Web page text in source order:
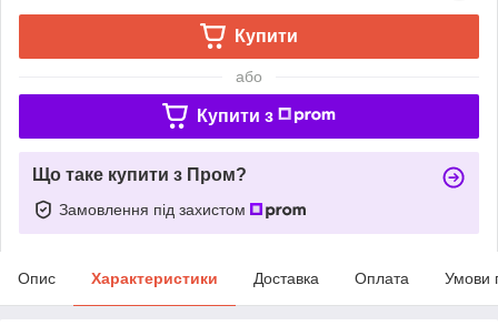
Купити
або
Купити з
Що таке купити з Пром?
Замовлення під захистом
Опис Характеристики Доставка Оплата Умови